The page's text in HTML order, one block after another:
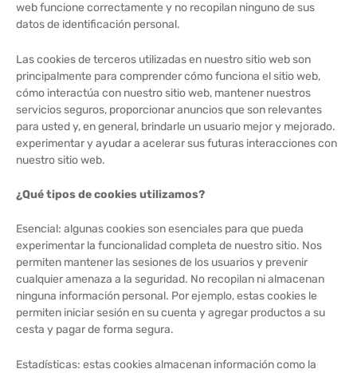
web funcione correctamente y no recopilan ninguno de sus
datos de identificación personal.
Las cookies de terceros utilizadas en nuestro sitio web son
principalmente para comprender cómo funciona el sitio web,
cómo interactúa con nuestro sitio web, mantener nuestros
servicios seguros, proporcionar anuncios que son relevantes
para usted y, en general, brindarle un usuario mejor y mejorado.
experimentar y ayudar a acelerar sus futuras interacciones con
nuestro sitio web.
¿Qué tipos de cookies utilizamos?
Esencial: algunas cookies son esenciales para que pueda
experimentar la funcionalidad completa de nuestro sitio. Nos
permiten mantener las sesiones de los usuarios y prevenir
cualquier amenaza a la seguridad. No recopilan ni almacenan
ninguna información personal. Por ejemplo, estas cookies le
permiten iniciar sesión en su cuenta y agregar productos a su
cesta y pagar de forma segura.
Estadísticas: estas cookies almacenan información como la